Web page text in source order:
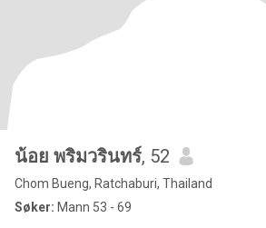
น้อย พริมวรินทร์, 52
Chom Bueng, Ratchaburi, Thailand
Søker: Mann 53 - 69